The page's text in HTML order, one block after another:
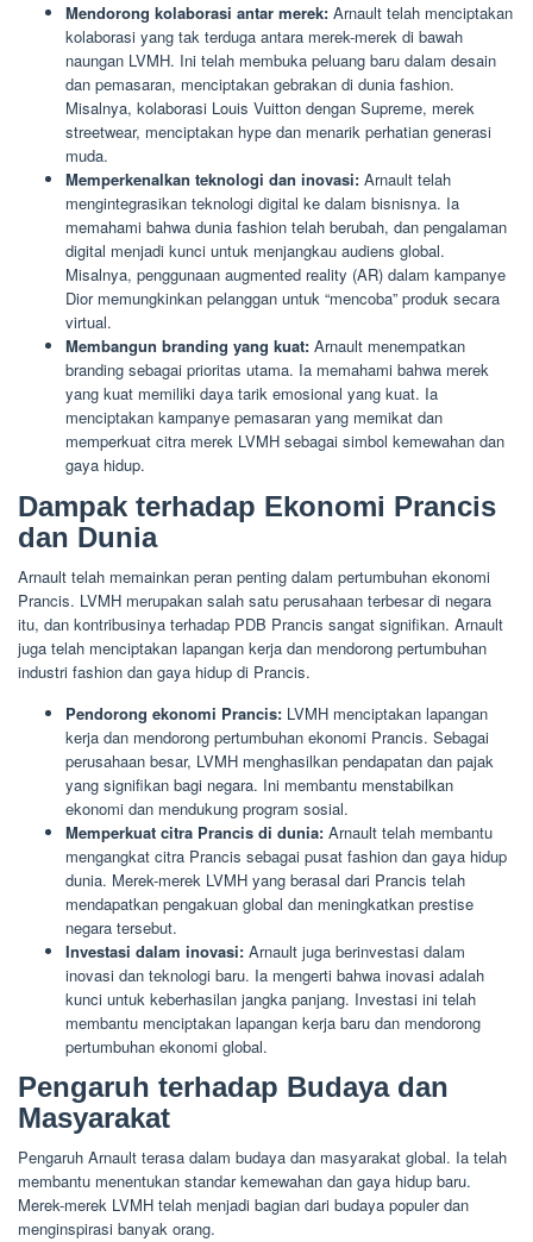
Mendorong kolaborasi antar merek: Arnault telah menciptakan
kolaborasi yang tak terduga antara merek-merek di bawah
naungan LVMH. Ini telah membuka peluang baru dalam desain
dan pemasaran, menciptakan gebrakan di dunia fashion.
Misalnya, kolaborasi Louis Vuitton dengan Supreme, merek
streetwear, menciptakan hype dan menarik perhatian generasi
muda.
Memperkenalkan teknologi dan inovasi: Arnault telah
mengintegrasikan teknologi digital ke dalam bisnisnya. Ia
memahami bahwa dunia fashion telah berubah, dan pengalaman
digital menjadi kunci untuk menjangkau audiens global.
Misalnya, penggunaan augmented reality (AR) dalam kampanye
Dior memungkinkan pelanggan untuk “mencoba” produk secara
virtual.
Membangun branding yang kuat: Arnault menempatkan
branding sebagai prioritas utama. Ia memahami bahwa merek
yang kuat memiliki daya tarik emosional yang kuat. Ia
menciptakan kampanye pemasaran yang memikat dan
memperkuat citra merek LVMH sebagai simbol kemewahan dan
gaya hidup.
Dampak terhadap Ekonomi Prancis
dan Dunia
Arnault telah memainkan peran penting dalam pertumbuhan ekonomi
Prancis. LVMH merupakan salah satu perusahaan terbesar di negara
itu, dan kontribusinya terhadap PDB Prancis sangat signifikan. Arnault
juga telah menciptakan lapangan kerja dan mendorong pertumbuhan
industri fashion dan gaya hidup di Prancis.
Pendorong ekonomi Prancis: LVMH menciptakan lapangan
kerja dan mendorong pertumbuhan ekonomi Prancis. Sebagai
perusahaan besar, LVMH menghasilkan pendapatan dan pajak
yang signifikan bagi negara. Ini membantu menstabilkan
ekonomi dan mendukung program sosial.
Memperkuat citra Prancis di dunia: Arnault telah membantu
mengangkat citra Prancis sebagai pusat fashion dan gaya hidup
dunia. Merek-merek LVMH yang berasal dari Prancis telah
mendapatkan pengakuan global dan meningkatkan prestise
negara tersebut.
Investasi dalam inovasi: Arnault juga berinvestasi dalam
inovasi dan teknologi baru. Ia mengerti bahwa inovasi adalah
kunci untuk keberhasilan jangka panjang. Investasi ini telah
membantu menciptakan lapangan kerja baru dan mendorong
pertumbuhan ekonomi global.
Pengaruh terhadap Budaya dan
Masyarakat
Pengaruh Arnault terasa dalam budaya dan masyarakat global. Ia telah
membantu menentukan standar kemewahan dan gaya hidup baru.
Merek-merek LVMH telah menjadi bagian dari budaya populer dan
menginspirasi banyak orang.